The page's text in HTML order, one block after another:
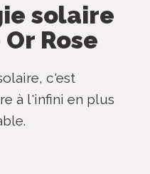
solaire
Rose
c'est
à l'infini en plus